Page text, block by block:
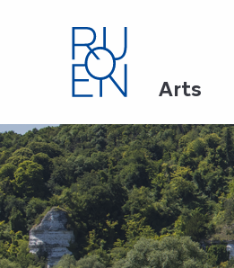
Arts